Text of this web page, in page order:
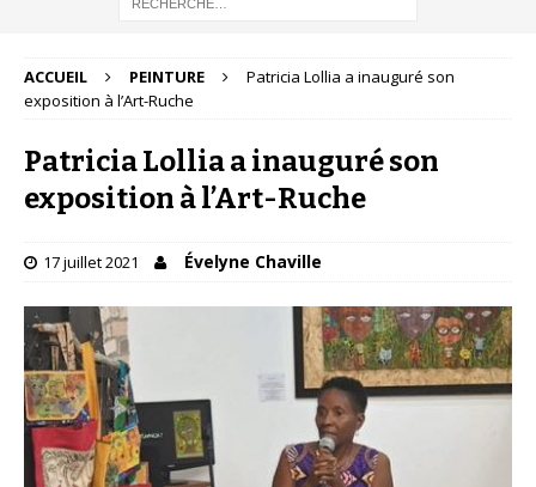
ACCUEIL PEINTURE
Patricia Lollia a inauguré son
exposition à l’Art-Ruche
Patricia Lollia a inauguré son
exposition à l’Art-Ruche
17 juillet 2021 Évelyne Chaville